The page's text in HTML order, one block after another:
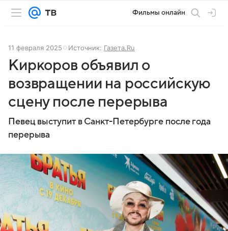
Фильмы онлайн
11 февраля 2025 Источник: Газета.Ru
Киркоров объявил о
возвращении на российскую
сцену после перерыва
Певец выступит в Санкт-Петербурге после года
перерыва